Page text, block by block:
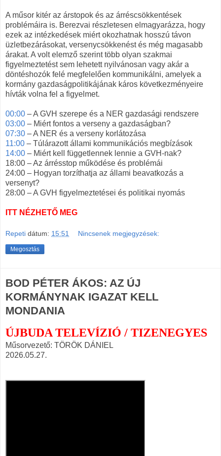
A műsor kitér az árstopok és az árréscsökkentések
problémáira is. Berezvai részletesen elmagyarázza, hogy
ezek az intézkedések miért okozhatnak hosszú távon
üzletbezárásokat, versenycsökkenést és még magasabb
árakat. A volt elemző szerint több olyan szakmai
figyelmeztetést sem lehetett nyilvánosan vagy akár a
döntéshozók felé megfelelően kommunikálni, amelyek a
kormány gazdaságpolitikájának káros következményeire
hívták volna fel a figyelmet.
00:00 – A GVH szerepe és a NER gazdasági rendszere
03:00 – Miért fontos a verseny a gazdaságban?
07:30 – A NER és a verseny korlátozása
11:00 – Túlárazott állami kommunikációs megbízások
14:00 – Miért kell függetlennek lennie a GVH-nak?
18:00 – Az árrésstop működése és problémái
24:00 – Hogyan torzíthatja az állami beavatkozás a
versenyt?
28:00 – A GVH figyelmeztetései és politikai nyomás
ITT NÉZHETŐ MEG
Repeti dátum: 15:51 Nincsenek megjegyzések:
Megosztás
BOD PÉTER ÁKOS: AZ ÚJ
KORMÁNYNAK IGAZAT KELL
MONDANIA
ÚJBUDA TELEVÍZIÓ / TIZENEGYES
Műsorvezető: TÖRÖK DÁNIEL
2026.05.27.